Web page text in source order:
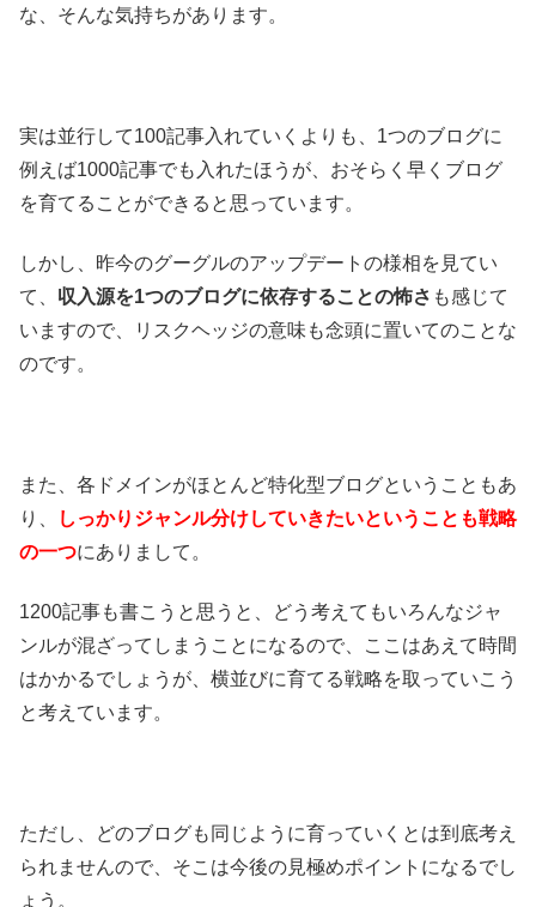
な、そんな気持ちがあります。
実は並行して100記事入れていくよりも、1つのブログに
例えば1000記事でも入れたほうが、おそらく早くブログ
を育てることができると思っています。
しかし、昨今のグーグルのアップデートの様相を見てい
て、 収入源を1つのブログに依存することの怖さ も感じて
いますので、リスクヘッジの意味も念頭に置いてのことな
のです。
また、各ドメインがほとんど特化型ブログということもあ
り、
しっかりジャンル分けしていきたいということも戦略
の一つにありまして。
1200記事も書こうと思うと、どう考えてもいろんなジャ
ンルが混ざってしまうことになるので、ここはあえて時間
はかかるでしょうが、横並びに育てる戦略を取っていこう
と考えています。
ただし、どのブログも同じように育っていくとは到底考え
られませんので、そこは今後の見極めポイントになるでし
ょう。